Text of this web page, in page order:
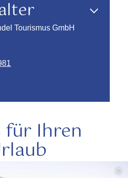
Tourismus GmbH
für Ihren
©